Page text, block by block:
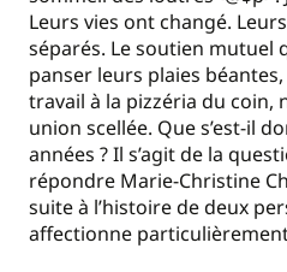
Leurs vies ont changé.
séparés. Le soutien mutuel
panser leurs plaies
travail à la pizzéria du coin,
union scellée. Que s’est-il
années ? Il s’agit de la
répondre Marie-Christine
suite à l’histoire de deux
affectionne